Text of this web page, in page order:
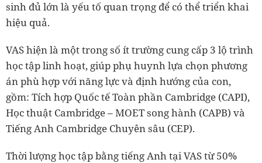
sinh đủ lớn là yếu tố quan trọng để có thể triển khai
hiệu quả.
VAS hiện là một trong số ít trường cung cấp 3 lộ trình
học tập linh hoạt, giúp phụ huynh lựa chọn phương
án phù hợp với năng lực và định hướng của con,
gồm: Tích hợp Quốc tế Toàn phần Cambridge (CAPI),
Học thuật Cambridge – MOET song hành (CAPB) và
Tiếng Anh Cambridge Chuyên sâu (CEP).
Thời lượng học tập bằng tiếng Anh tại VAS từ 50%